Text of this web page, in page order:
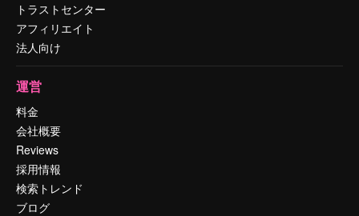
トラストセンター
アフィリエイト
法人向け
運営
料金
会社概要
Reviews
採用情報
検索トレンド
ブログ